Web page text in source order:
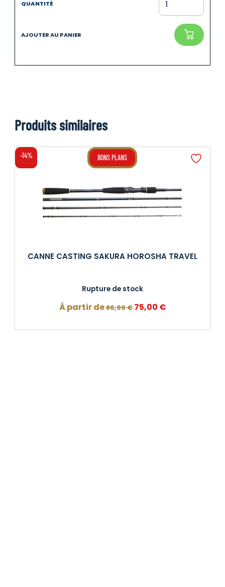
Produits similaires
-14% BONS PLANS
CANNE CASTING SAKURA HOROSHA TRAVEL
Rupture de stock
À partir de86,99€ Le
initial
75,00 €Le
actuel